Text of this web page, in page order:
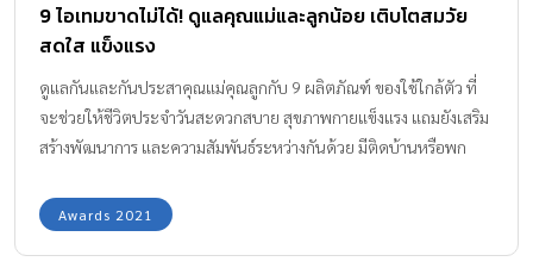
9 ไอเทมขาดไม่ได้! ดูแลคุณแม่และลูกน้อย เติบโตสมวัย
สดใส แข็งแรง
ดูแลกันและกันประสาคุณแม่คุณลูกกับ 9 ผลิตภัณฑ์ ของใช้ใกล้ตัว ที่
จะช่วยให้ชีวิตประจำวันสะดวกสบาย สุขภาพกายแข็งแรง แถมยังเสริม
สร้างพัฒนาการ และความสัมพันธ์ระหว่างกันด้วย มีติดบ้านหรือพก
สินค้าแม่และเด็กแต่ละชิ้นมีรางวัลการันตีคุณภาพ Amarin Baby &
Kids Awards 2021 ไม่ว่าจะเป็น ยาสีฟันเด็ก เครื่องปั๊มนม สเปรย์
Awards 2021